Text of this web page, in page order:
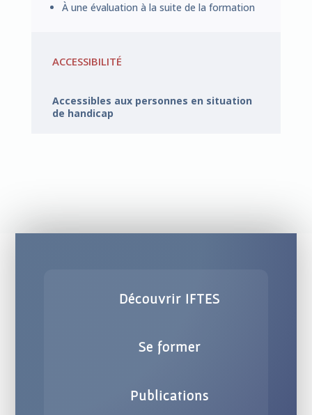
À une évaluation à la suite de la formation
ACCESSIBILITÉ
Accessibles aux personnes en situation
de handicap
Découvrir IFTES
Se former
Publications